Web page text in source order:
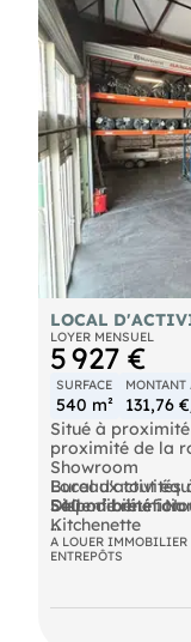
LOCAL
LOYER MENSUEL
5 927 €
SURFACE
540 m²
MONTANT
131,76
Situé à
proximité de la
Local d'activités
540 m²
Prestations :
Showroom
Bureaux tout
Salle de réunion
Kitchenette
Fibre
Triphasé
2 portes
Disponibilité :
Contactez-nous
Les
est exposé sont
A LOUER IMMOBILIER
ENTREPÔTS